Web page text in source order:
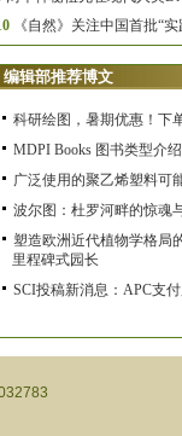
《自然》关注中国首批“
编辑部推荐博文
科研绘图，暑期优惠！下
MDPI Books 图书类型介
广泛使用的聚乙烯塑料可
波尔图：杜罗河畔的惊魂
塑造欧洲近代植物学格局
里程碑式园长
SCI投稿新消息：APC支付